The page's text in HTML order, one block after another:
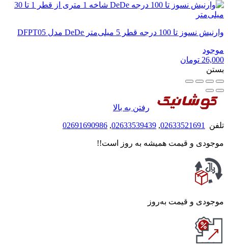
وارنیش نسوز تا 100 درجه قطر 5 میلی‌متر DeDe مدل DFPT05
موجود
26,000 تومان
بستن
رفتن به بالا
تلفن 02633521691
,
02633539439
,
02691690986
موجودی و قیمت همیشه به روز است!!
موجودی و قیمت به‌روز